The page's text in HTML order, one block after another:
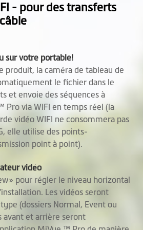
Caméra (y compris les câbles):
43g
- pour des transferts
sur votre portable!
produit, la caméra de tableau de
le fichier dans le
et envoie des séquences à
Pro via WIFI en temps réel (la
vidéo WIFI ne consommera pas
elle utilise des points-
point à point).
vidéo
pour régler le niveau horizontal
Les vidéos seront
(dossiers Normal, Event ou
avant et arrière seront